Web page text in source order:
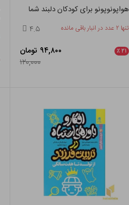
هواپونوپونو برای کودکان دلبند شما
تنها ۲ عدد در انبار باقی مانده ۴.۵
۲۱ ٪
۹۴,۸۰۰ تومان
۱۲۰,۰۰۰